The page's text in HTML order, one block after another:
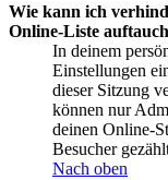
Wie kann ich
Online-Liste
In deinem
Einstellungen
dieser Sitzung
können nur
deinen Online-
Besucher
Nach oben